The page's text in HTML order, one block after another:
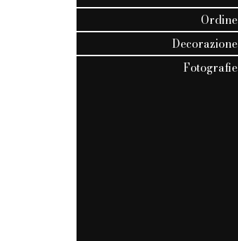
Ordine
Decorazione
Fotografie